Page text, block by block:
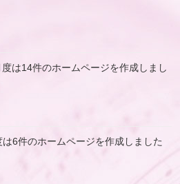
は14件のホームページを作成しまし
6件のホームページを作成しました